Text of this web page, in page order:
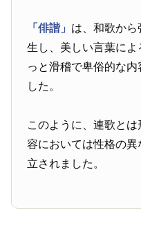
「俳諧」 は、和歌か
生し、美しい言葉に
っと滑稽で卑俗的な
した。
このように、連歌と
容においては性格の
立されました。